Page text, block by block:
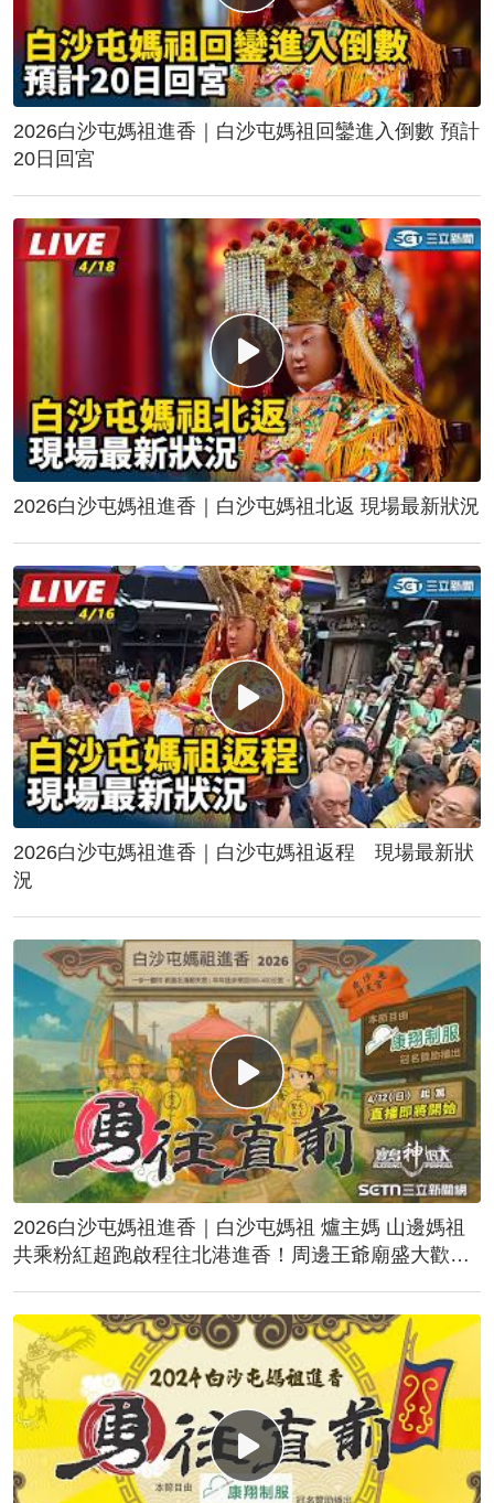
2026白沙屯媽祖進香｜白沙屯媽祖回鑾進入倒數 預計
20日回宮
2026白沙屯媽祖進香｜白沙屯媽祖北返 現場最新狀況
2026白沙屯媽祖進香｜白沙屯媽祖返程 現場最新狀
況
2026白沙屯媽祖進香｜白沙屯媽祖 爐主媽 山邊媽祖
共乘粉紅超跑啟程往北港進香！周邊王爺廟盛大歡